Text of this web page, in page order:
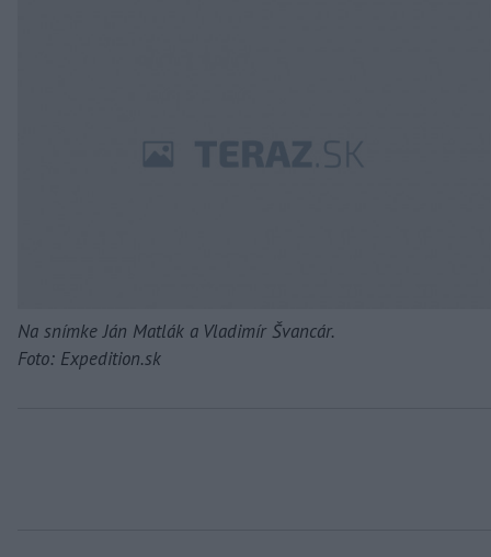
Na snímke Ján Matlák a Vladimír Švancár.
Foto: Expedition.sk